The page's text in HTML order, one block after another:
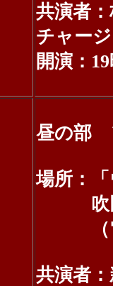
共演者
チャー
開演：
昼の部
場所：
吹田
（電
共演者